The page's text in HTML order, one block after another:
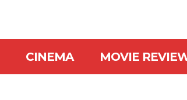
CINEMA MOVIE